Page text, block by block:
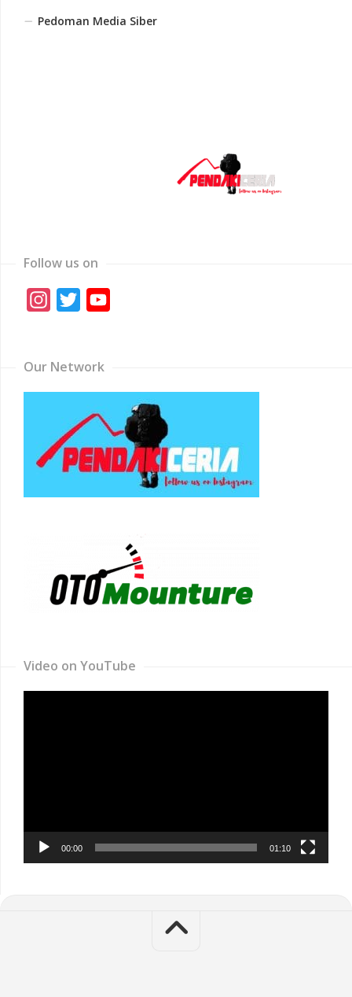
Pedoman Media Siber
Follow us on
Instagram
Twitter
Our Network
Video on YouTube
00:00 01:10